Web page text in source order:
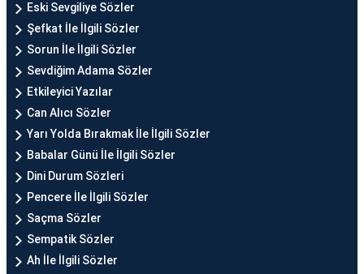
Eski Sevgiliye Sözler
Şefkat İle İlgili Sözler
Sorun İle İlgili Sözler
Sevdiğim Adama Sözler
Etkileyici Yazılar
Can Alıcı Sözler
Yarı Yolda Bırakmak İle İlgili Sözler
Babalar Günü İle İlgili Sözler
Dini Durum Sözleri
Pencere İle İlgili Sözler
Saçma Sözler
Sempatik Sözler
Ah İle İlgili Sözler